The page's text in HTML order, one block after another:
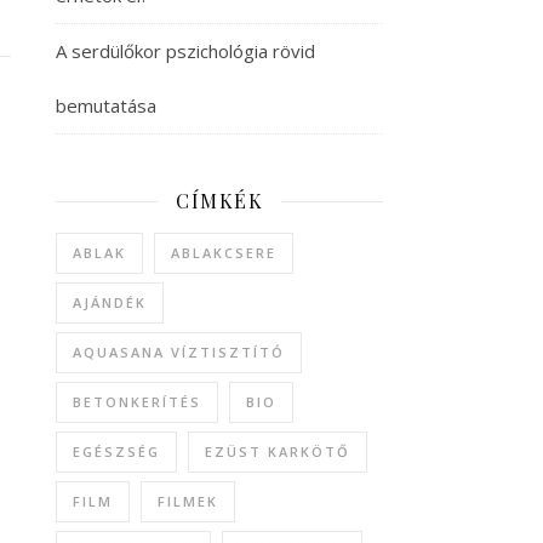
A serdülőkor pszichológia rövid
bemutatása
CÍMKÉK
ABLAK ABLAKCSERE
AJÁNDÉK
AQUASANA VÍZTISZTÍTÓ
BETONKERÍTÉS BIO
EGÉSZSÉG EZÜST KARKÖTŐ
FILM FILMEK